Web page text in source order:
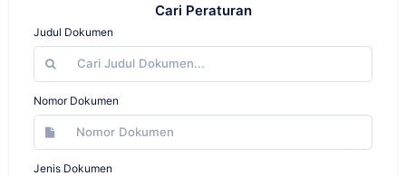
Cari Peraturan
Judul Dokumen
Nomor Dokumen
Jenis Dokumen